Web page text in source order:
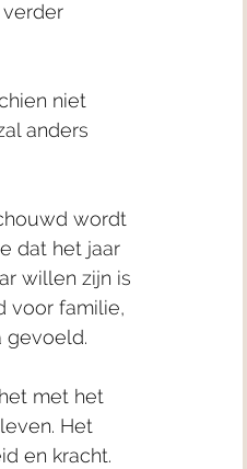
niet
anders
wordt
dat het jaar
willen zijn is
voor familie,
gevoeld.
met het
Het
en kracht.